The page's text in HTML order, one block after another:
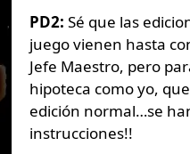
PD2: Sé que las
juego vienen hasta
Jefe Maestro, pero
hipoteca como yo,
edición normal…se
instrucciones!!